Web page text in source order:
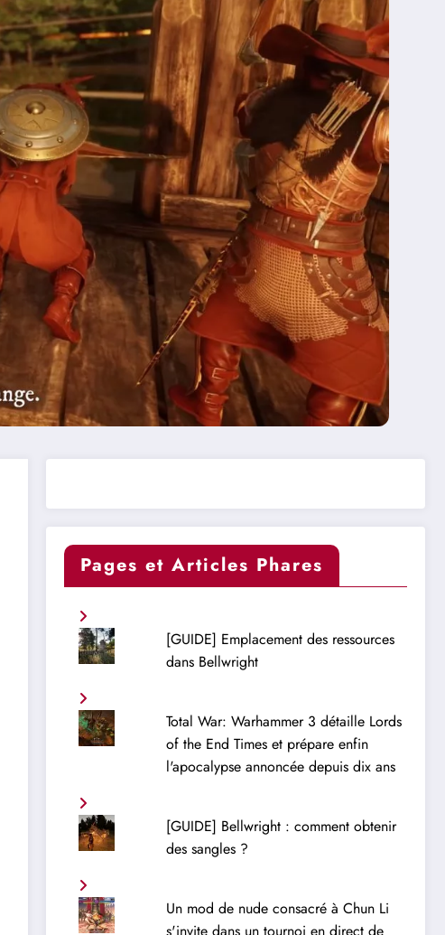
Pages et Articles Phares
[GUIDE] Emplacement des ressources
dans Bellwright
Total War: Warhammer 3 détaille Lords
of the End Times et prépare enfin
l'apocalypse annoncée depuis dix ans
[GUIDE] Bellwright : comment obtenir
des sangles ?
Un mod de nude consacré à Chun Li